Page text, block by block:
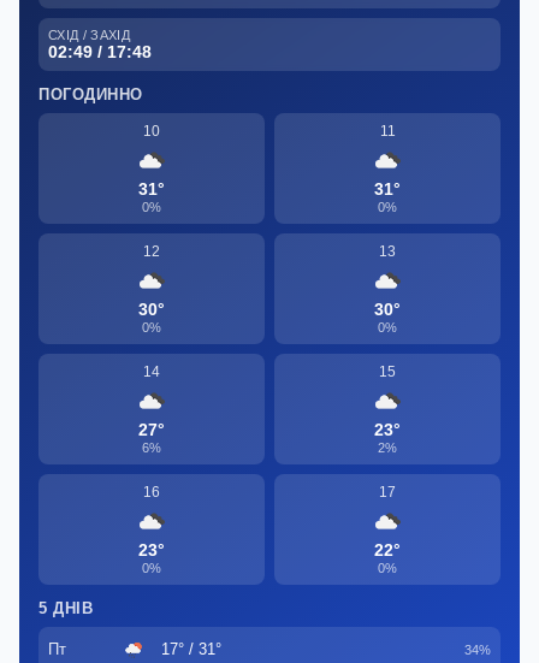
СХІД / ЗАХІД
02:49 / 17:48
ПОГОДИННО
10
31°
0%
11
31°
0%
12
30°
0%
13
30°
0%
14
27°
6%
15
23°
2%
16
23°
0%
17
22°
0%
5 ДНІВ
Пт 17° / 31° 34%